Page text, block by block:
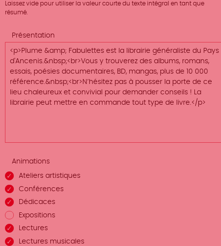
Laissez vide pour utiliser la valeur courte du texte intégral en tant que
résumé.
Présentation
Animations
Ateliers artistiques
Conférences
Dédicaces
Expositions
Lectures
Lectures musicales